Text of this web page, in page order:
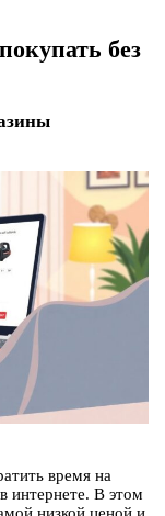
без
время на
интернете. В этом